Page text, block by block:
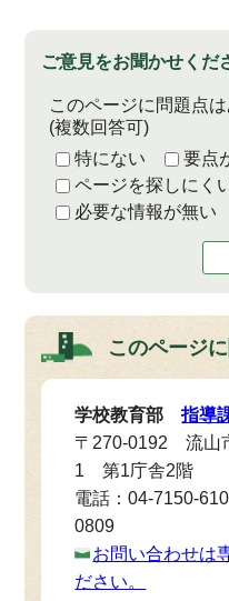
ご意見をお聞かせくだ
このページに問題点
(複数回答可)
特にない
要点
ページを探しにく
必要な情報が無い
このページ
学校教育部指導
〒270-0192 流山
1 第1庁舎2階
電話：04-7150-
0809
お問い合わせは
ださい。